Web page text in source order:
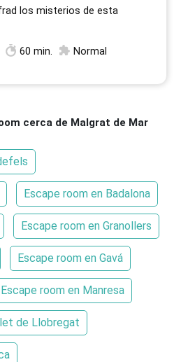
los misterios de esta
60 min.
Normal
cerca de Malgrat de Mar
Escape room en Badalona
Escape room en Granollers
Escape room en Gavá
Escape room en Manresa
de Llobregat